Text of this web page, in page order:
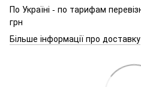
По Україні - по тарифам
грн
Більше інформації про доставку